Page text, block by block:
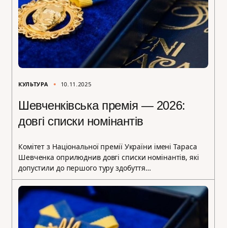
КУЛЬТУРА 10.11.2025
Шевченківська премія — 2026:
довгі списки номінантів
Комітет з Національної премії України імені Тараса
Шевченка оприлюднив довгі списки номінантів, які
допустили до першого туру здобуття…